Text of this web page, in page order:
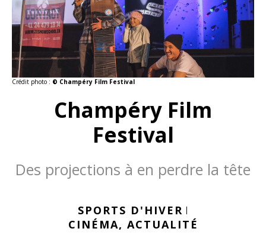
Crédit photo : © Champéry Film Festival
Champéry Film
Festival
Des projections à en perdre la tête
SPORTS D'HIVER |
CINÉMA, ACTUALITÉ